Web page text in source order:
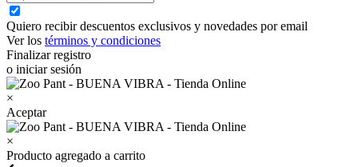
Quiero recibir descuentos exclusivos y novedades por email
Ver los términos y condiciones
Finalizar registro
o iniciar sesión
×
Aceptar
×
Producto agregado a carrito